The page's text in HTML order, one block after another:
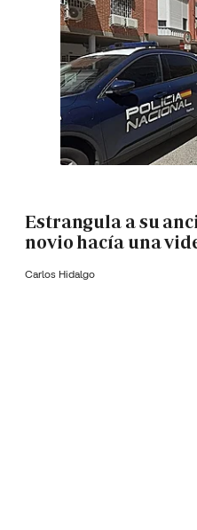
Estrangula a su
novio hacía una
Carlos Hidalgo